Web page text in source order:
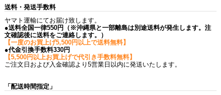
送料・発送手数料
ヤマト運輸にてお届け致します。
●送料全国一律550円（※沖縄県と一部離島は別途送料が発生します。注
文確認後に送料をご連絡します。）
【一度のお買上げ5,500円以上で送料無料】
●代金引換手数料330円
【5,500円以上お買上げで代引き手数料無料】
ご注文日および入金確認より5営業日以内に発送いたします。
「配送時間指定」